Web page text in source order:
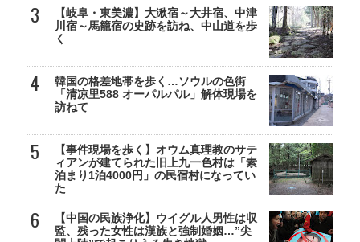
【岐阜・東美濃】大湫宿～大井宿、中津
川宿～馬籠宿の史跡を訪ね、中山道を歩
く
韓国の格差地帯を歩く…ソウルの色街
「清凉里588 オーパルパル」解体現場を
訪ねて
【事件現場を歩く】オウム真理教のサテ
ィアンが建てられた旧上九一色村は「素
泊まり1泊4000円」の民宿村になってい
た
【中国の民族浄化】ウイグル人男性は収
監、残った女性は漢族と強制婚姻…”尖